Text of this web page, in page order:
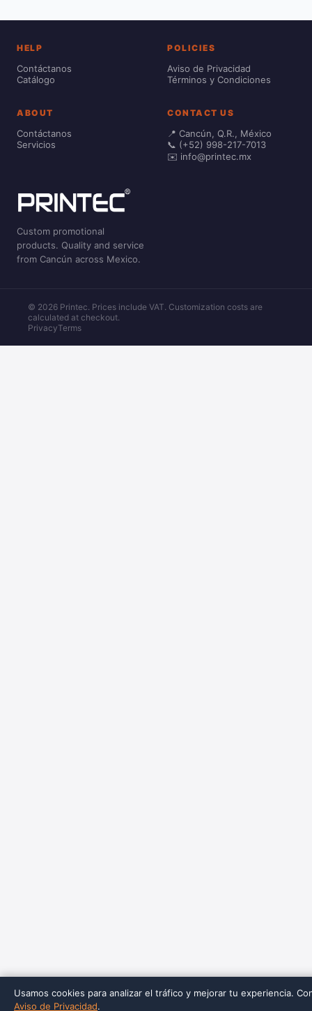
Usamos cookies para analizar el tráfico y mejorar tu experiencia.
Aviso de Privacidad.
HELP
Contáctanos
Catálogo
POLICIES
Aviso de Privacidad
Términos y Condiciones
ABOUT
Contáctanos
Servicios
CONTACT US
📍 Cancún, Q.R., México
📞 (+52) 998-217-7013
✉️ info@printec.mx
Custom promotional
products. Quality and service
from Cancún across Mexico.
© 2026 Printec. Prices include VAT. Customization costs are
calculated at checkout.
PrivacyTerms